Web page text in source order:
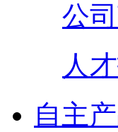
公
人
自主